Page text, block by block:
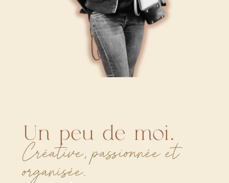
Un peu de moi…
Créative, passionnée et
organisée.